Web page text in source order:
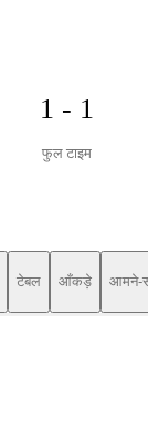
1 - 1
फुल टाइम
टेबल आँकड़े आमने-